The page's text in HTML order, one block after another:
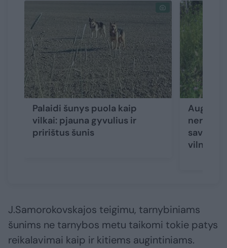
Palaidi šunys puola kaip
vilkai: pjauna gyvulius ir
pririštus šunis
J.Samorokovskajos teigimu, tarnybiniams
šunims ne tarnybos metu taikomi tokie patys
reikalavimai kaip ir kitiems augintiniams.